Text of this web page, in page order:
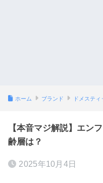
ホーム ブランド ドメステ
【本音マジ解説】エン
齢層は？
2025年10月4日